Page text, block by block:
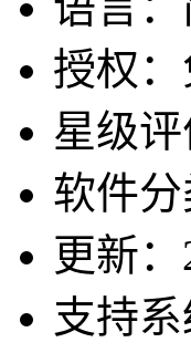
授权：
星级评
软件分
更新：
支持系